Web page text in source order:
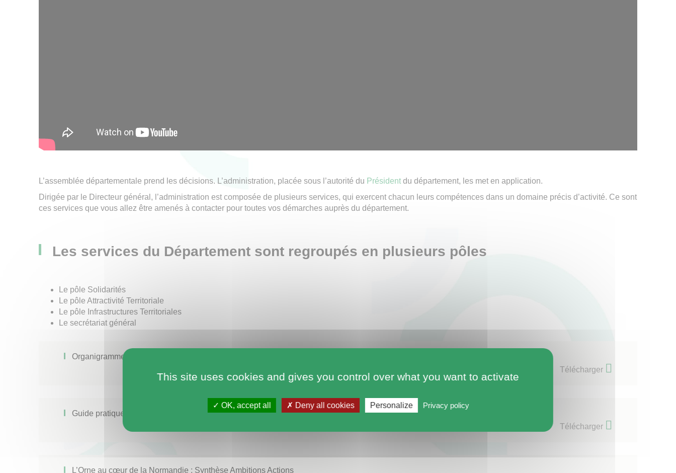
L’assemblée départementale prend les décisions. L’administration, placée sous l’autorité du Président du département, les met en application.
Dirigée par le Directeur général, l’administration est composée de plusieurs services, qui exercent chacun leurs compétences dans un domaine précis d’activité. Ce sont
ces services que vous allez être amenés à contacter pour toutes vos démarches auprès du département.
Les services du Département sont regroupés en plusieurs pôles
Le pôle Solidarités
Le pôle Attractivité Territoriale
Le pôle Infrastructures Territoriales
Le secrétariat général
Organigramme du Conseil départemental de l'Orne
Télécharger
Guide pratique du Département de l'Orne
Télécharger
L’Orne au cœur de la Normandie : Synthèse Ambitions Actions
This site uses cookies and gives you control over what you want to activate
OK, accept all Deny all cookies Personalize Privacy policy